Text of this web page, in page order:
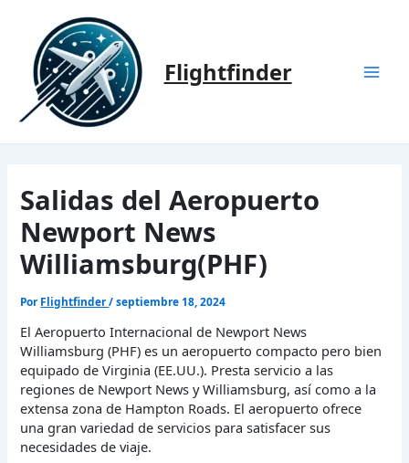
contenido
Flightfinder
Salidas del Aeropuerto
Newport News
Williamsburg(PHF)
Por Flightfinder/septiembre 18, 2024
El Aeropuerto Internacional de Newport News
Williamsburg (PHF) es un aeropuerto compacto pero bien
equipado de Virginia (EE.UU.). Presta servicio a las
regiones de Newport News y Williamsburg, así como a la
extensa zona de Hampton Roads. El aeropuerto ofrece
una gran variedad de servicios para satisfacer sus
necesidades de viaje.